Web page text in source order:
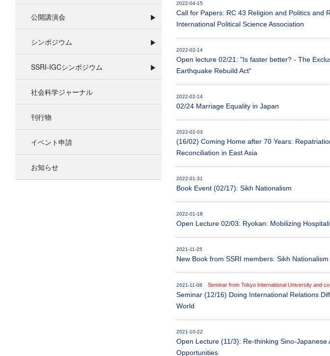
公開講演会
シンポジウム
SSRI-IGCシンポジウム
社会科学ジャーナル
刊行物
イベント申請
お知らせ
2022-04-15
Call for Papers: RC 43 Religion and Politics and
International Political Science Association
2022-02-14
Open lecture 02/21: "Is faster better? - The
Earthquake Rebuild Act"
2022-02-14
02/24 Marriage Equality in Japan
2022-02-03
(16/02) Coming Home after 70 Years:
Reconciliation in East Asia
2022-01-31
Book Event (02/17): Sikh Nationalism
2022-01-18
Open Lecture 02/03: Ryokan: Mobilizing
2021-11-25
New Book from SSRI members: Sikh Nationalism
2021-11-08 Seminar from Tokyo International University and
Seminar (12/16) Doing International Relations
World
2021-10-22
Open Lecture (11/3): Re-thinking Sino-
Opportunities